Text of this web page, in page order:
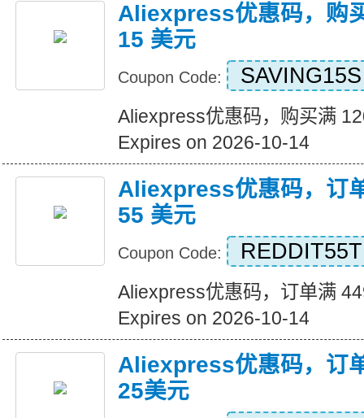
Aliexpress优惠码，购
15 美元
Coupon Code: SAVING15S
Aliexpress优惠码，购买满
Expires on 2026-10-14
Aliexpress优惠码，订
55 美元
Coupon Code: REDDIT55T
Aliexpress优惠码，订单满
Expires on 2026-10-14
Aliexpress优惠码，订
25美元